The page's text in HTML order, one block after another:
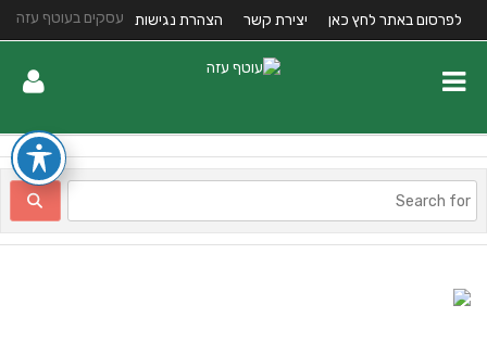
עסקים בעוטף עזה לפרסום באתר לחץ כאן יצירת קשר הצהרת נגישות